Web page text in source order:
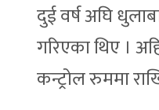
दुई वर्ष अघि
गरिएका थिए ।
कन्ट्रोल रुममा